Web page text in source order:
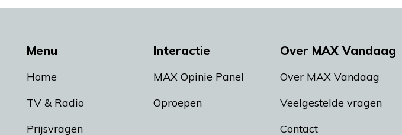
Menu
Home
TV & Radio
Prijsvragen
Interactie
MAX Opinie Panel
Oproepen
Over MAX Vandaag
Over MAX Vandaag
Veelgestelde vragen
Contact